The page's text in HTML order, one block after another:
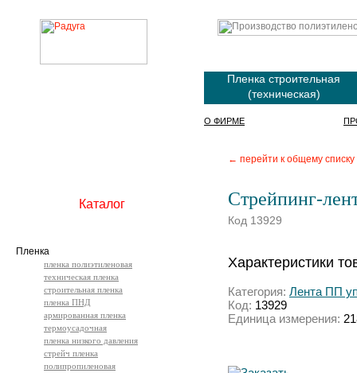
Пленка строительная
(техническая)
О ФИРМЕ
← перейти к общему списку
Стрейпинг-
Код 13929
Характеристики
Категория: Лента ПП
Код: 13929
Единица измерения:
Каталог
Пленка
пленка полиэтиленовая
техническая пленка
строительная пленка
пленка ПНД
армированная пленка
термоусадочная
пленка низкого давления
стрейч пленка
полипропиленовая